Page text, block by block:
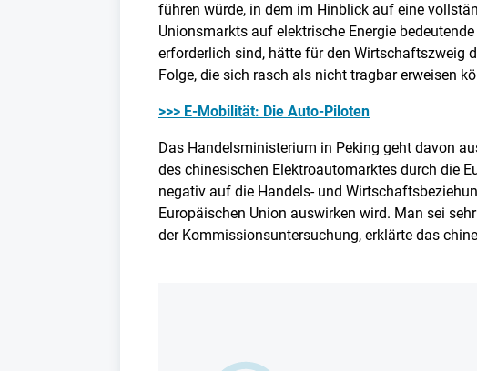
führen würde, in dem im Hinblick auf eine
Unionsmarkts auf elektrische Energie
erforderlich sind, hätte für den Wirtschaftszweig
Folge, die sich rasch als nicht tragbar erweisen
>>> E-Mobilität: Die Auto-Piloten
Das Handelsministerium in Peking geht davon
des chinesischen Elektroautomarktes durch die
negativ auf die Handels- und
Europäischen Union auswirken wird. Man sei
der Kommissionsuntersuchung, erklärte das